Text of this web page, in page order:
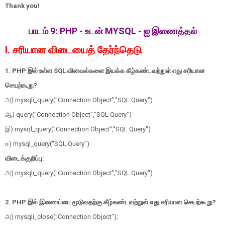
Thank you!
பாடம் 9: PHP - உடன் MYSQL - ஐ இணைத்தல்
I. சரியான விடையைத் தேர்ந்தெடு
1. PHP இல் உள்ள SQL வினவல்களை இயக்க கீழ்கண்டவற்றுள் எது சரியான
செயற்கூறு?
அ) mysqli_query("Connection Object","SQL Query")
ஆ) query("Connection Object","SQL Query")
இ) mysql_query("Connection Object","SQL Query")
ஈ) mysql_query("SQL Query")
விடைக்குறிப்பு:
அ) mysqli_query("Connection Object","SQL Query")
2. PHP இல் இணைப்பை மூடுவதற்கு கீழ்கண்டவற்றுள் எது சரியான செயற்கூறு?
அ) mysqli_close("Connection Object");